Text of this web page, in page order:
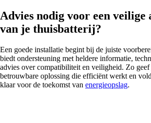
Advies nodig voor een veilige
van je thuisbatterij?
Een goede installatie begint bij de juiste
biedt ondersteuning met heldere informatie,
advies over compatibiliteit en veiligheid. Zo geef
betrouwbare oplossing die efficiënt werkt en
klaar voor de toekomst van energieopslag.